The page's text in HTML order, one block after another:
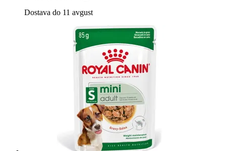
Dostava do 11 avgust